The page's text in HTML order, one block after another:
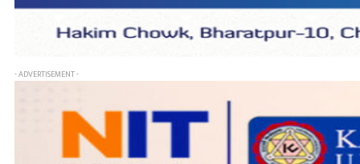
- ADVERTISEMENT -